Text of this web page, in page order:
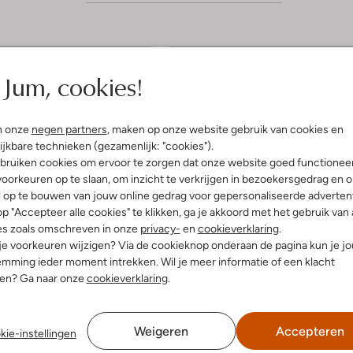
Jum, cookies!
onze negen partners, maken op onze website gebruik van cookies en
technieken (gezamenlijk: "cookies").
cookies om ervoor te zorgen dat onze website goed
op te slaan, om inzicht te verkrijgen in bezoekersgedrag en
op te bouwen van jouw online gedrag voor gepersonaliseerde
"Accepteer alle cookies" te klikken, ga je akkoord met het gebruik van
zoals omschreven in onze privacy- en cookieverklaring.
voorkeuren wijzigen? Via de cookieknop onderaan de pagina kun je
ieder moment intrekken. Wil je meer informatie of een klacht
Ga naar onzecookieverklaring.
instellingen Weigeren Accepteren
2025door Di
kwalitatieve laarsjes
voor minder geld
betere laarsjes dan Uggs
e
r
r
e
n
Heerlijke schoenen waar je voeten
warm in blijven. Ook op het